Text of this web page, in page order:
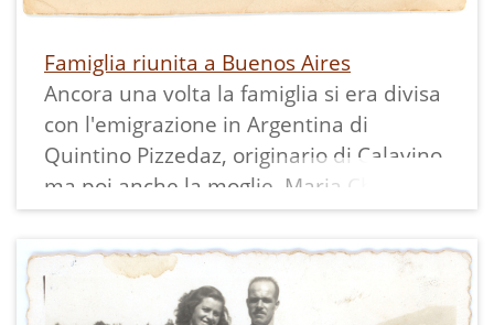
Famiglia riunita a Buenos Aires
Ancora una volta la famiglia si era divisa
con l'emigrazione in Argentina di
Quintino Pizzedaz, originario di Calavino,
ma poi anche la moglie, Maria Chistè, ed
i figli, Mariella, Marisa ed Ennio, lo hanno
raggiunto.
La stampa misura 5,5x8 cm ed ha un
bordo bianco.